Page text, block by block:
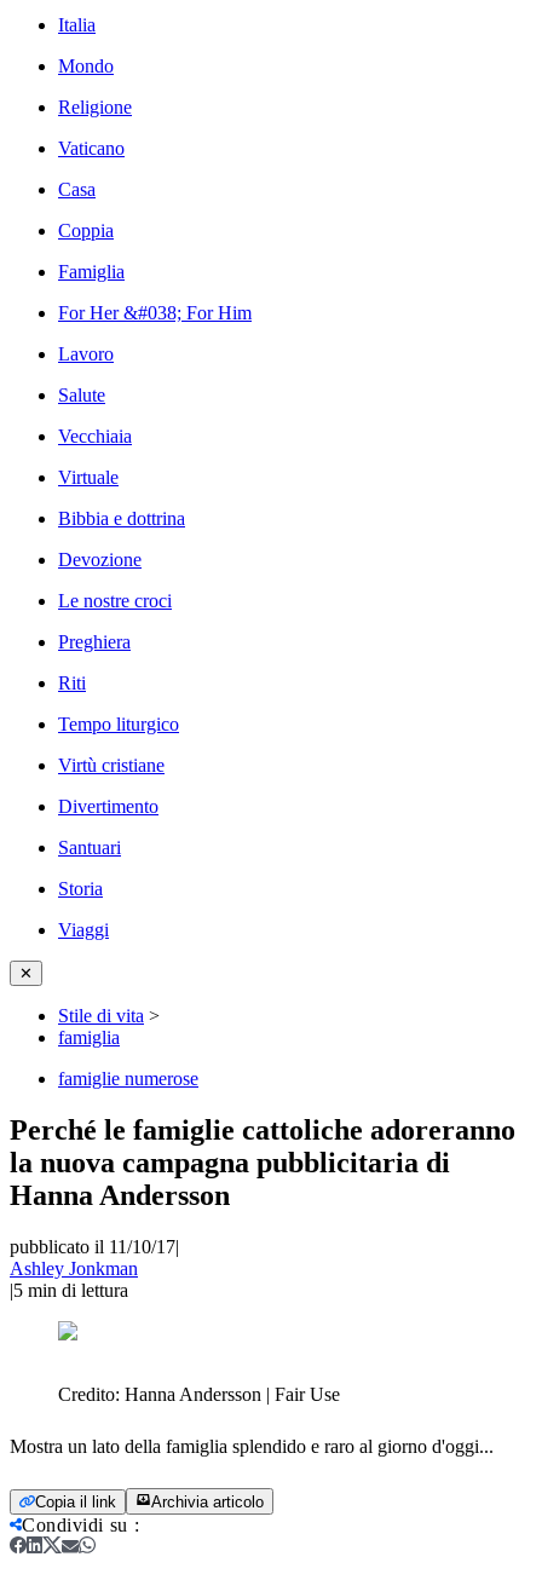
Italia
Mondo
Religione
Vaticano
Casa
Coppia
Famiglia
For Her &#038; For Him
Lavoro
Salute
Vecchiaia
Virtuale
Bibbia e dottrina
Devozione
Le nostre croci
Preghiera
Riti
Tempo liturgico
Virtù cristiane
Divertimento
Santuari
Storia
Viaggi
✕
Stile di vita >
famiglia
famiglie numerose
Perché le famiglie cattoliche adoreranno
la nuova campagna pubblicitaria di
Hanna Andersson
pubblicato il 11/10/17|
Ashley Jonkman
|5 min di lettura
Credito: Hanna Andersson | Fair Use
Mostra un lato della famiglia splendido e raro al giorno d'oggi...
Copia il link Archivia articolo
Condividi su :